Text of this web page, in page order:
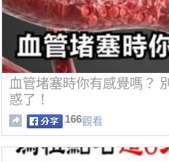
血管堵塞時你有感覺嗎？
惑了！
166觀看